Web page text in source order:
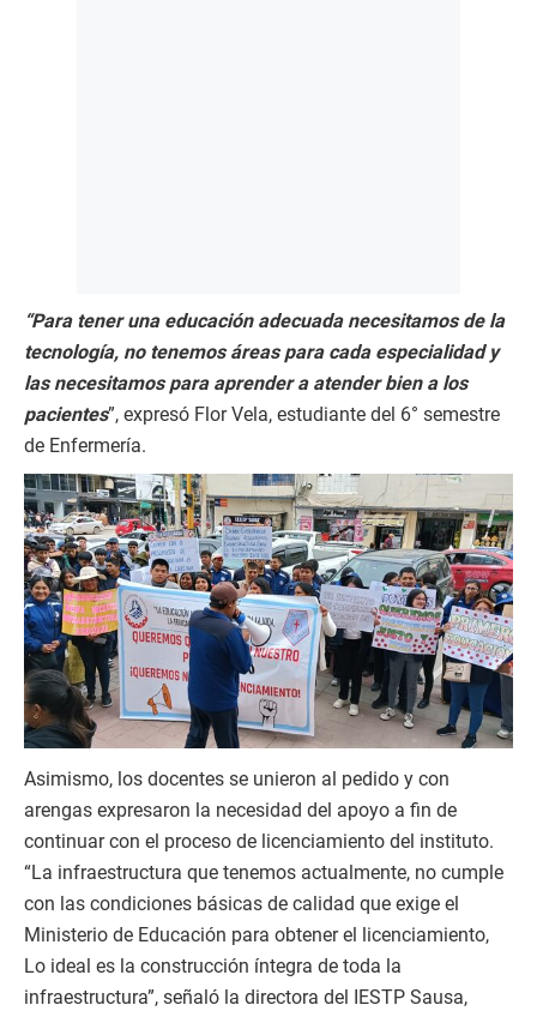
“Para tener una educación adecuada necesitamos de la
tecnología, no tenemos áreas para cada especialidad y
las necesitamos para aprender a atender bien a los
pacientes”, expresó Flor Vela, estudiante del 6° semestre
de Enfermería.
Asimismo, los docentes se unieron al pedido y con
arengas expresaron la necesidad del apoyo a fin de
continuar con el proceso de licenciamiento del instituto.
“La infraestructura que tenemos actualmente, no cumple
con las condiciones básicas de calidad que exige el
Ministerio de Educación para obtener el licenciamiento,
Lo ideal es la construcción íntegra de toda la
infraestructura”, señaló la directora del IESTP Sausa,